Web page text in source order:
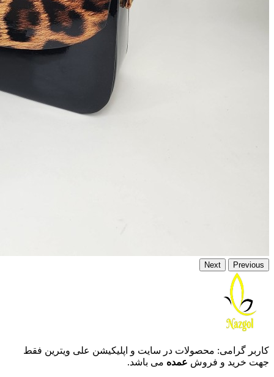
Previous
Next
کاربر گرامی: محصولات در سایت و اپلیکیشن علی ویترین فقط
جهت خرید و فروش عمده می باشد.